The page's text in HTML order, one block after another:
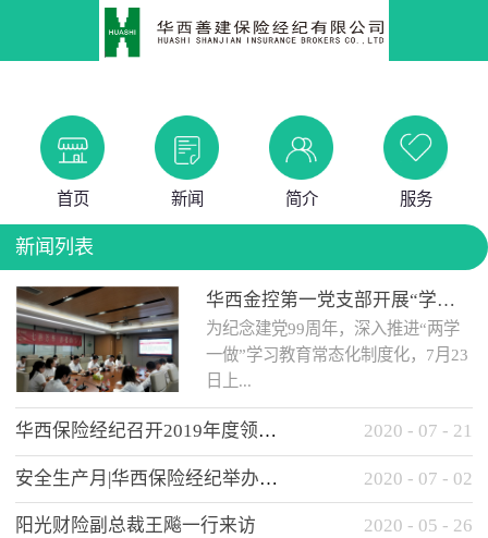
首页 新闻 简介 服务
新闻列表
华西金控第一党支部开展“学党史 知党情 做合格党员”主题教育工作会
为纪念建党99周年，深入推进“两学
一做”学习教育常态化制度化，7月23
日上...
午，华西金控第一党支部举办了“学
党史、知党情、...
华西保险经纪召开2019年度领导班子述职考核工作会 2020 - 07 - 21
安全生产月|华西保险经纪举办应急消防安全知识培训 2020 - 07 - 02
阳光财险副总裁王飚一行来访 2020 - 05 - 26